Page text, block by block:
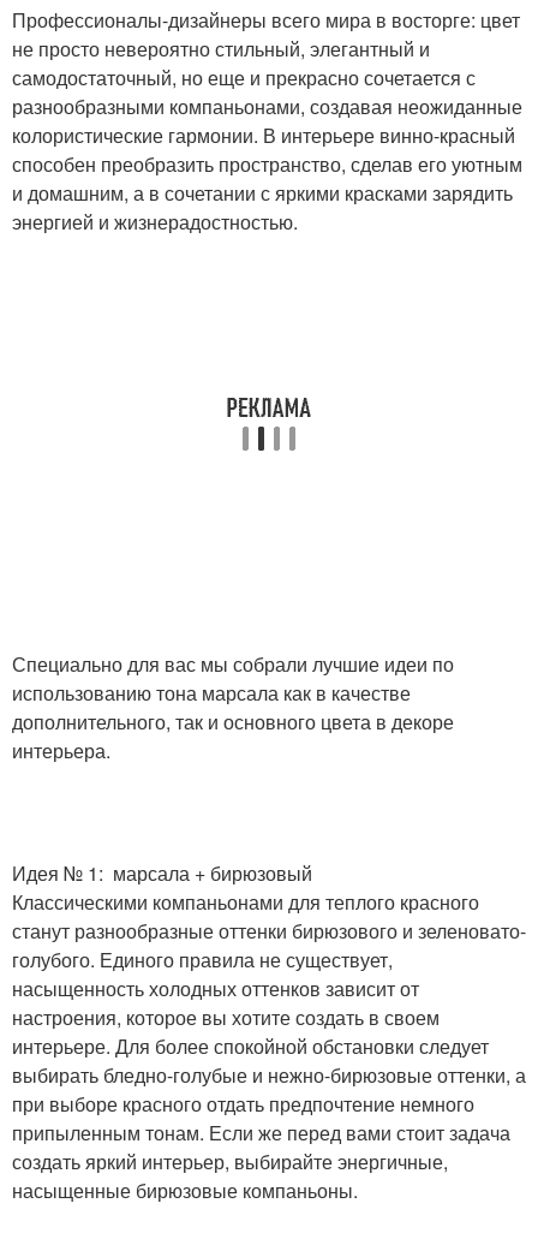
Профессионалы-дизайнеры всего мира в восторге: цвет
не просто невероятно стильный, элегантный и
самодостаточный, но еще и прекрасно сочетается с
разнообразными компаньонами, создавая неожиданные
колористические гармонии. В интерьере винно-красный
способен преобразить пространство, сделав его уютным
и домашним, а в сочетании с яркими красками зарядить
энергией и жизнерадостностью.
Специально для вас мы собрали лучшие идеи по
использованию тона марсала как в качестве
дополнительного, так и основного цвета в декоре
интерьера.
Идея № 1: марсала + бирюзовый
Классическими компаньонами для теплого красного
станут разнообразные оттенки бирюзового и зеленовато-
голубого. Единого правила не существует,
насыщенность холодных оттенков зависит от
настроения, которое вы хотите создать в своем
интерьере. Для более спокойной обстановки следует
выбирать бледно-голубые и нежно-бирюзовые оттенки, а
при выборе красного отдать предпочтение немного
припыленным тонам. Если же перед вами стоит задача
создать яркий интерьер, выбирайте энергичные,
насыщенные бирюзовые компаньоны.